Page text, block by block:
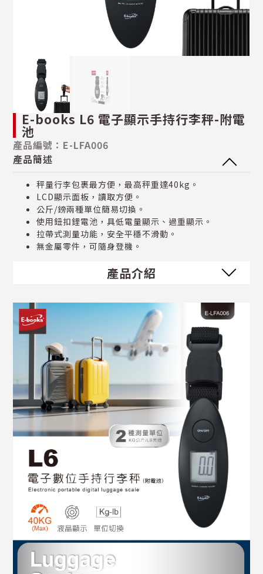
E-books L6 電子顯示手持行李秤-附電
池
產品編號：E-LFA006
產品簡述
秤量行李包裹最方便，最高秤重達40kg。
LCD顯示面板，讀取方便。
公斤/鎊兩種單位簡易切換。
使用鈕扣鋰電池，具低電量顯示、過重顯示。
拉帶式測量功能，安全平穩不滑動。
無金屬零件，可隨身登機。
產品介紹